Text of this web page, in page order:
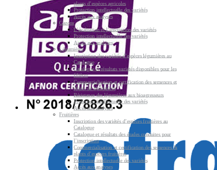
plants d’espèces agricoles
Protection intellectuelle des variétés
Accès aux analyses
Gazons
L’évaluation et l’inscription des variétés
Protection intellectuelle des variétés
Accès aux analyses
Légumières
Inscription des variétés d’espèces légumières au
Catalogue
Catalogue et résultats variétés disponibles pour les
filières
Commercialisation et certification des semences et
plants de légumières
Résistance des légumières aux bioagresseurs
Protection intellectuelle des variétés
Accès aux analyses
Fruitières
Inscription des variétés d’espèces fruitières au
Catalogue
Catalogue et résultats des études conduites pour
l’inscription
Commercialisation et certification des semences &
plants d’espèces fruitières
Protection intellectuelle des variétés
Accès aux analyses